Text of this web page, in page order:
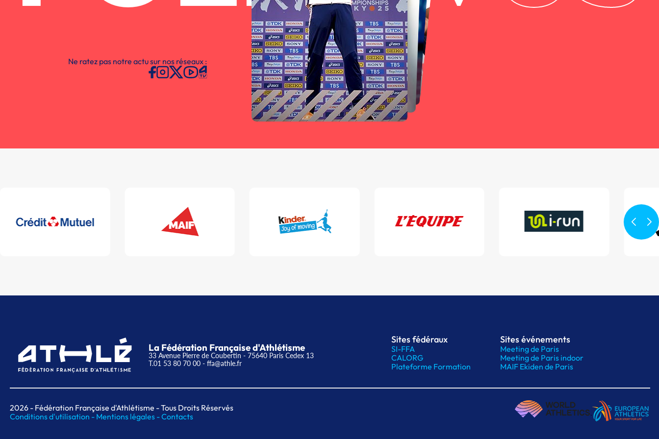
Ne ratez pas notre actu sur nos réseaux :
La Fédération Française d'Athlétisme
33 Avenue Pierre de Coubertin - 75640 Paris Cedex 13
T.01 53 80 70 00 - ffa@athle.fr
Sites fédéraux
SI-FFA
CALORG
Plateforme Formation
Sites événements
Meeting de Paris
Meeting de Paris indoor
MAIF Ekiden de Paris
2026 - Fédération Française d'Athlétisme - Tous Droits Réservés
Conditions d'utilisation - Mentions légales -Contacts